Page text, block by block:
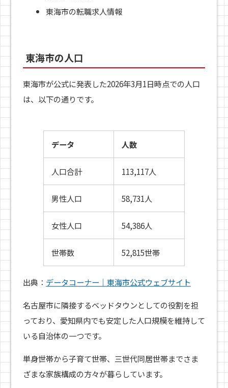
東海市の転職求人情報
東海市の人口
東海市が公式に発表した2026年3月1日時点での人口
は、以下の通りです。
データ 人数
人口合計 113,117人
男性人口 58,731人
女性人口 54,386人
世帯数 52,815世帯
出典： データコーナー｜東海市公式ウェブサイト
名古屋市に隣接するベッドタウンとしての役割を担
っており、愛知県内でも安定した人口規模を維持して
いる自治体の一つです。
単身世帯から子育て世帯、三世代同居世帯までさま
ざまな家族構成の方々が暮らしています。